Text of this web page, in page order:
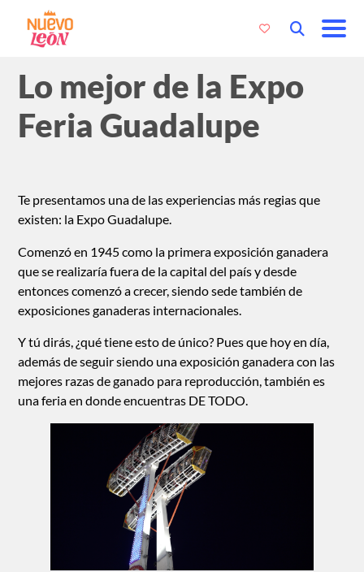
Lo mejor de la Expo
Feria Guadalupe
Te presentamos una de las experiencias más regias que
existen: la Expo Guadalupe.
Comenzó en 1945 como la primera exposición ganadera
que se realizaría fuera de la capital del país y desde
entonces comenzó a crecer, siendo sede también de
exposiciones ganaderas internacionales.
Y tú dirás, ¿qué tiene esto de único? Pues que hoy en día,
además de seguir siendo una exposición ganadera con las
mejores razas de ganado para reproducción, también es
una feria en donde encuentras DE TODO.